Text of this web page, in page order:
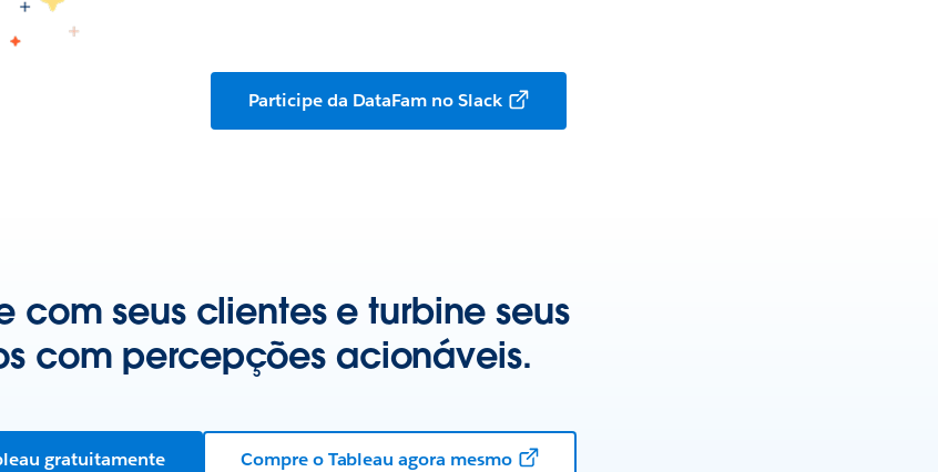
Participe da DataFam no Slack
com seus clientes e turbine seus
com percepções acionáveis.
gratuitamente Compre o Tableau agora mesmo